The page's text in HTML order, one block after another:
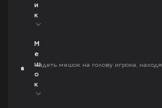
и
к
6
М
е
ш
о
к
Надеть мешок на голову игрока,